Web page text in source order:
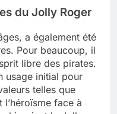
du Jolly Roger
a également été
Pour beaucoup, il
libre des pirates.
usage initial pour
telles que
l’héroïsme face à